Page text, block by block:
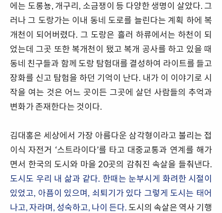
에는 도롱뇽, 개구리, 소금쟁이 등 다양한 생명이 살았다. 그
러나 그 도랑가는 이내 동네 도로를 늘린다는 계획 하에 복
개천이 되어버렸다. 그 도랑은 흘러 하류에서는 하천이 되
었는데 그곳 또한 복개천이 됐고 복개 공사를 하고 있을 때
동네 친구들과 함께 도랑 탐험대를 결성하여 라이트를 들고
장화를 신고 탐험을 하던 기억이 난다. 내가 이 이야기로 시
작을 여는 것은 어느 곳이든 그곳에 살던 사람들의 추억과
변화가 존재한다는 것이다.
김대홍은 세상에서 가장 아름다운 삼각형이라고 불리는 접
이식 자전거 ‘스트라이다’를 타고 대중교통과 연계를 해가
면서 한국의 도시와 마을 20곳의 감춰진 속살을 들춰낸다.
도시도 우리 내 삶과 같다. 한때는 눈부시게 화려한 시절이
있었고, 아픔이 있으며, 쇠퇴기가 있다 그렇게 도시는 태어
나고, 자라며, 성숙하고, 나이 든다. 도시의 속살은 역사 기행